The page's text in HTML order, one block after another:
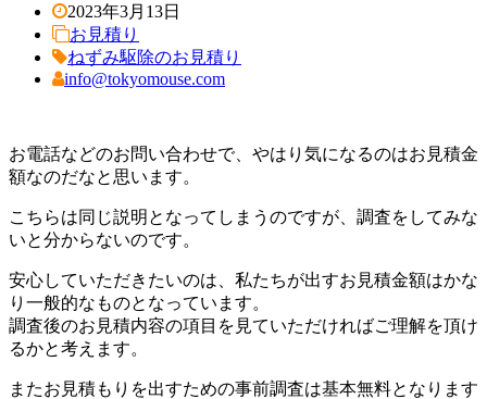
2023年3月13日
お見積り
ねずみ駆除のお見積り
info@tokyomouse.com
お電話などのお問い合わせで、やはり気になるのはお見積金
額なのだなと思います。
こちらは同じ説明となってしまうのですが、調査をしてみな
いと分からないのです。
安心していただきたいのは、私たちが出すお見積金額はかな
り一般的なものとなっています。
調査後のお見積内容の項目を見ていただければご理解を頂け
るかと考えます。
またお見積もりを出すための事前調査は基本無料となります